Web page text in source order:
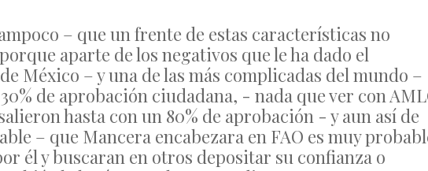
– que un frente de estas características no
aparte de los negativos que le ha dado el
México – y una de las más complicadas del mundo –
de aprobación ciudadana, - nada que ver con
hasta con un 80% de aprobación - y aun así de
– que Mancera encabezara en FAO es muy
él y buscaran en otros depositar su confianza o